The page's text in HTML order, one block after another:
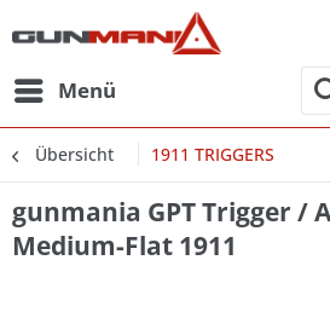
Menü
Übersicht 1911 TRIGGERS
gunmania GPT Trigger /
Medium-Flat 1911